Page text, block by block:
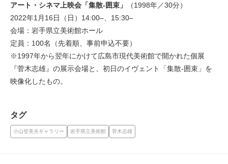
アート・シネマ上映会「集散‐囲束」
（1998年／30分）
2022年1月16日（日）14:00–、15:30–
会場：岩手県立美術館ホール
定員：100名（先着順、事前申込不要）
※1997年から翌年にかけて広島市現代美術館で開かれた個展
『菅木志雄』の展示会場と、初日のイヴェント「集散‐囲束」を
映像化したもの。
タグ
小山登美夫ギャラリー 岩手県立美術館 菅木志雄